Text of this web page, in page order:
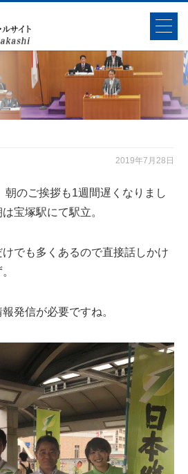
2019年7月28日
朝のご挨拶も1週間遅くなりまし
宝塚駅にて駅立。
でも多くあるので直接話しかけ
発信が必要ですね。